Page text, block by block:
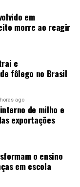
brasileira
de uma
longo da vida,
TV Globo
em
morre ao reagir
e
fôlego no Brasil
ago
de milho e
exportações
o ensino
em escola